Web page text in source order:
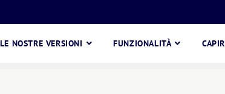
LE NOSTRE VERSIONI FUNZIONALITÀ